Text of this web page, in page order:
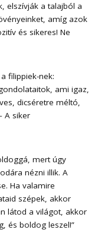
elszívják a talajból a
amíg azok
és sikeres! Ne
filippiek-nek:
ami igaz,
dicséretre méltó,
A siker
mert úgy
nézni illik. A
Ha valamire
szépek, akkor
látod a világot, akkor
és boldog leszel!”